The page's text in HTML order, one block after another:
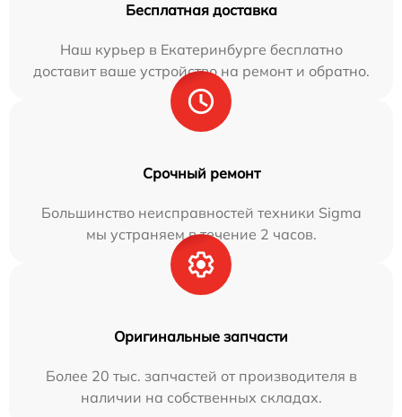
Бесплатная доставка
Наш курьер в Екатеринбурге бесплатно
доставит ваше устройство на ремонт и обратно.
Срочный ремонт
Большинство неисправностей техники Sigma
мы устраняем в течение 2 часов.
Оригинальные запчасти
Более 20 тыс. запчастей от производителя в
наличии на собственных складах.